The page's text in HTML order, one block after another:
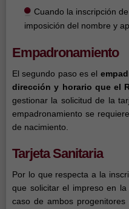
Cuando la inscripción
imposición del nombre y
Empadronamiento
El segundo paso es el
dirección y horario que el
gestionar la solicitud de la
empadronamiento se
de nacimiento.
Tarjeta Sanitaria
Por lo que respecta a la
que solicitar el impreso en la
caso de ambos